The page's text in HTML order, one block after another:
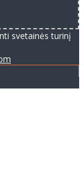
svetainės turinį